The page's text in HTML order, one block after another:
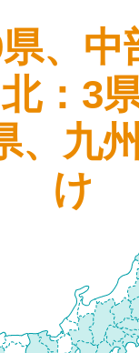
、
北：3
、九
け